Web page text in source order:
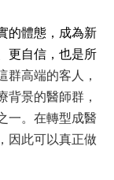
的體態，成為新
更自信，也是所
群高端的客人，
背景的醫師群，
一。在轉型成醫
因此可以真正做